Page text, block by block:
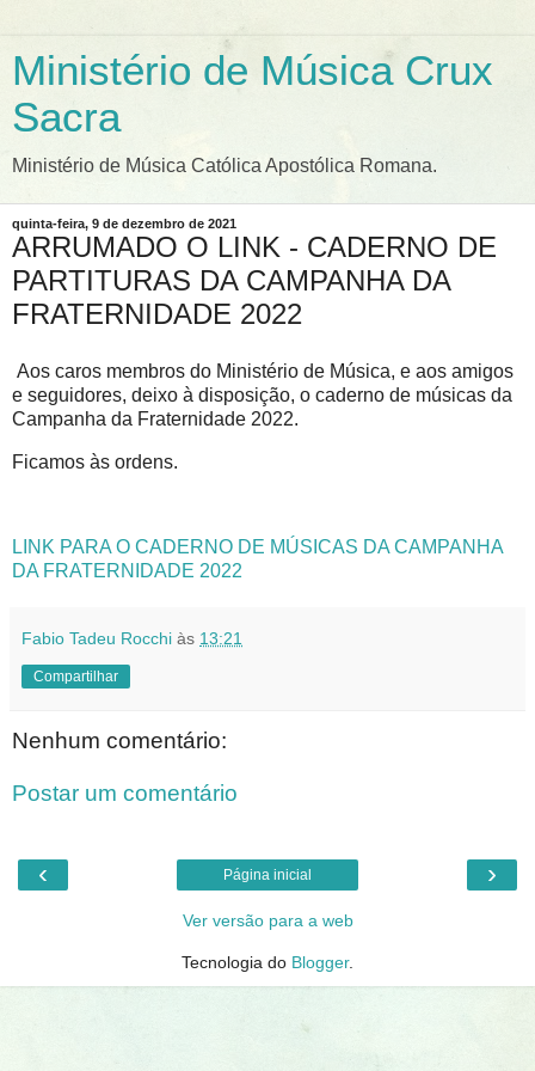
Ministério de Música Crux
Sacra
Ministério de Música Católica Apostólica Romana.
quinta-feira, 9 de dezembro de 2021
ARRUMADO O LINK - CADERNO DE
PARTITURAS DA CAMPANHA DA
FRATERNIDADE 2022
Aos caros membros do Ministério de Música, e aos amigos
e seguidores, deixo à disposição, o caderno de músicas da
Campanha da Fraternidade 2022.
Ficamos às ordens.
LINK PARA O CADERNO DE MÚSICAS DA CAMPANHA
DA FRATERNIDADE 2022
Fabio Tadeu Rocchi às 13:21
Compartilhar
Nenhum comentário:
Postar um comentário
‹ ›
Página inicial
Ver versão para a web
Tecnologia do Blogger.